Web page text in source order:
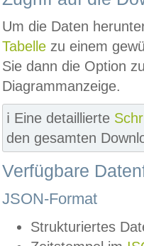
Um die Daten
Tabelle zu einem
Sie dann die Option
Diagrammanzeige.
ℹ️ Eine detaillierte
den gesamten
Verfügbare
JSON-Format
Strukturiertes